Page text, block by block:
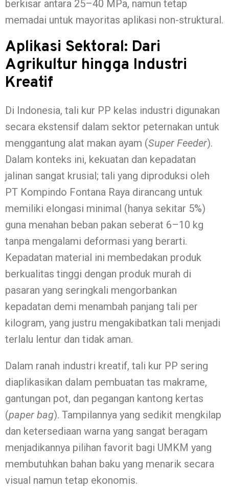
berkisar antara 25–40 MPa, namun tetap
memadai untuk mayoritas aplikasi non-struktural.
Aplikasi Sektoral: Dari
Agrikultur hingga Industri
Kreatif
Di Indonesia, tali kur PP kelas industri digunakan
secara ekstensif dalam sektor peternakan untuk
menggantung alat makan ayam (Super Feeder).
Dalam konteks ini, kekuatan dan kepadatan
jalinan sangat krusial; tali yang diproduksi oleh
PT Kompindo Fontana Raya dirancang untuk
memiliki elongasi minimal (hanya sekitar 5%)
guna menahan beban pakan seberat 6–10 kg
tanpa mengalami deformasi yang berarti.
Kepadatan material ini membedakan produk
berkualitas tinggi dengan produk murah di
pasaran yang seringkali mengorbankan
kepadatan demi menambah panjang tali per
kilogram, yang justru mengakibatkan tali menjadi
terlalu lentur dan tidak aman.
Dalam ranah industri kreatif, tali kur PP sering
diaplikasikan dalam pembuatan tas makrame,
gantungan pot, dan pegangan kantong kertas
(paper bag). Tampilannya yang sedikit mengkilap
dan ketersediaan warna yang sangat beragam
menjadikannya pilihan favorit bagi UMKM yang
membutuhkan bahan baku yang menarik secara
visual namun tetap ekonomis.